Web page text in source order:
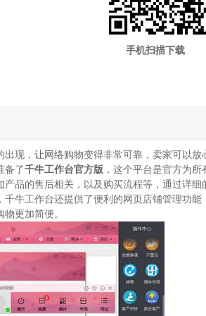
手机扫描下载
现，让网络购物变得非常可靠，卖家可以放
备了千牛工作台官方版 ，这个平台是官方为所
品的售后相关，以及购买流程等，通过详细
牛工作台还提供了便利的网页店铺管理功能
更加简便。